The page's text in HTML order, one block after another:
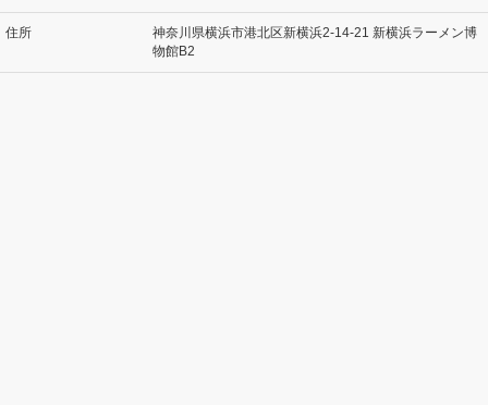
住所
神奈川県横浜市港北区新横浜2-14-21 新横浜ラーメン博
物館B2